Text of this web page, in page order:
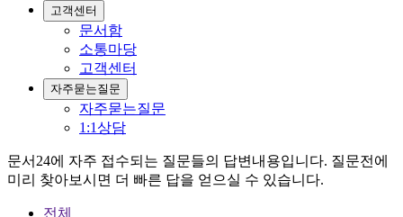
고객센터
문서함
소통마당
고객센터
자주묻는질문
자주묻는질문
1:1상담
문서24에 자주 접수되는 질문들의 답변내용입니다. 질문전에
미리 찾아보시면 더 빠른 답을 얻으실 수 있습니다.
전체